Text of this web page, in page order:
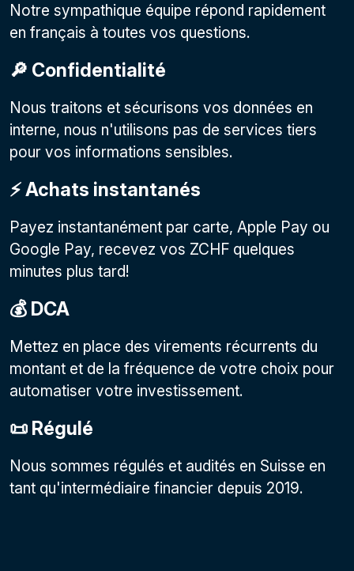
Notre sympathique équipe répond rapidement
en français à toutes vos questions.
🔎 Confidentialité
Nous traitons et sécurisons vos données en
interne, nous n'utilisons pas de services tiers
pour vos informations sensibles.
⚡️ Achats instantanés
Payez instantanément par carte, Apple Pay ou
Google Pay, recevez vos ZCHF quelques
minutes plus tard!
💰 DCA
Mettez en place des virements récurrents du
montant et de la fréquence de votre choix pour
automatiser votre investissement.
📜 Régulé
Nous sommes régulés et audités en Suisse en
tant qu'intermédiaire financier depuis 2019.